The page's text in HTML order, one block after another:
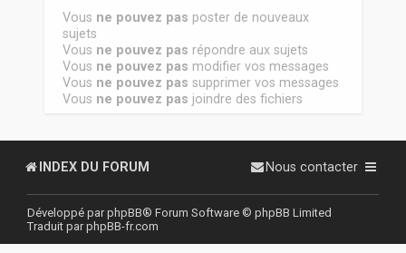
Vous ne pouvez pas poster de nouveaux
sujets
Vous ne pouvez pas répondre aux sujets
Vous ne pouvez pas modifier vos messages
Vous ne pouvez pas supprimer vos messages
Vous ne pouvez pas joindre des fichiers
INDEX DU FORUM Nous contacter
Développé parphpBB® Forum Software © phpBB Limited
Traduit parphpBB-fr.com